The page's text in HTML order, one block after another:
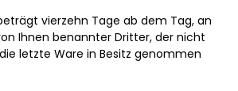
vierzehn Tage ab dem Tag, an
Ihnen benannter Dritter, der nicht
letzte Ware in Besitz genommen